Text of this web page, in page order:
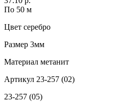
По 50 м
Цвет серебро
Размер 3мм
Материал метанит
Артикул 23-257 (02)
23-257 (05)